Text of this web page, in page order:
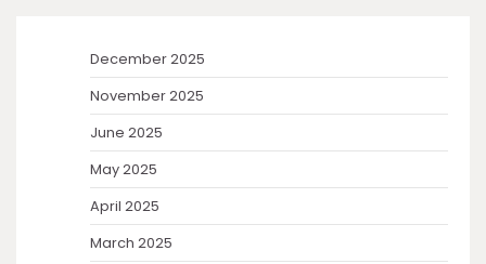
December 2025
November 2025
June 2025
May 2025
April 2025
March 2025